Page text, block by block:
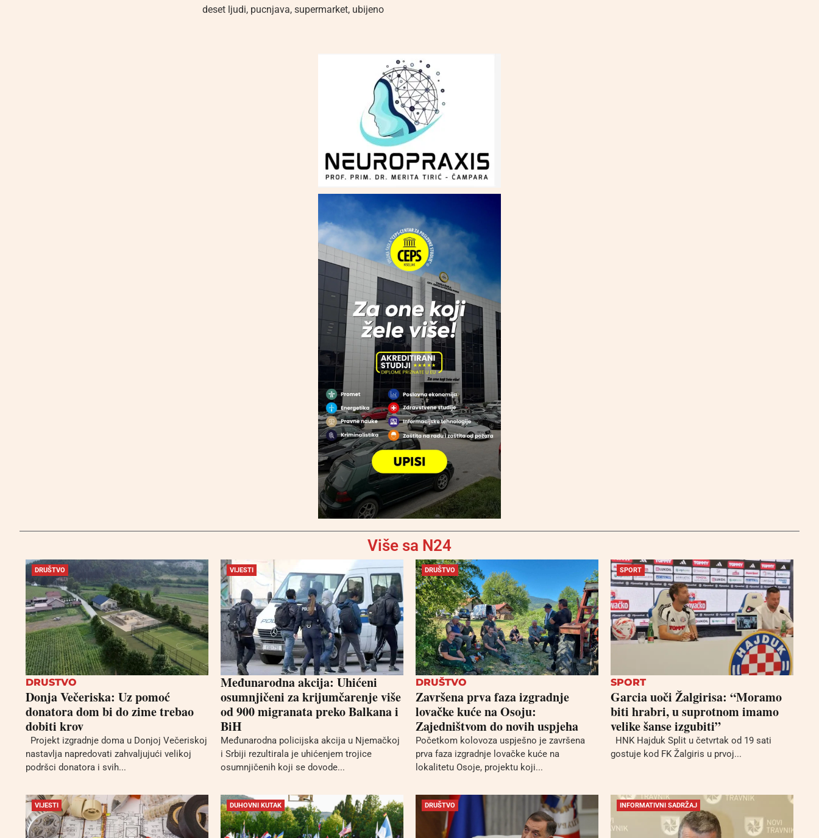
deset ljudi, pucnjava, supermarket, ubijeno
Više sa N24
DRUŠTVO
DRUSTVO
Donja Večeriska: Uz pomoć
donatora dom bi do zime trebao
dobiti krov
Projekt izgradnje doma u Donjoj Večeriskoj
nastavlja napredovati zahvaljujući velikoj
podršci donatora i svih...
VIJESTI
Međunarodna akcija: Uhićeni
osumnjičeni za krijumčarenje više
od 900 migranata preko Balkana i
BiH
Međunarodna policijska akcija u Njemačkoj
i Srbiji rezultirala je uhićenjem trojice
osumnjičenih koji se dovode...
DRUŠTVO
DRUŠTVO
Završena prva faza izgradnje
lovačke kuće na Osoju:
Zajedništvom do novih uspjeha
Početkom kolovoza uspješno je završena
prva faza izgradnje lovačke kuće na
lokalitetu Osoje, projektu koji...
SPORT
SPORT
Garcia uoči Žalgirisa: “Moramo
biti hrabri, u suprotnom imamo
velike šanse izgubiti”
HNK Hajduk Split u četvrtak od 19 sati
gostuje kod FK Žalgiris u prvoj...
VIJESTI DUHOVNI KUTAK DRUŠTVO INFORMATIVNI SADRŽAJ